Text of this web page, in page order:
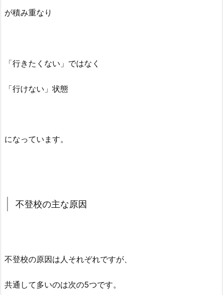
が積み重なり
「行きたくない」ではなく
「行けない」状態
になっています。
不登校の主な原因
不登校の原因は人それぞれですが、
共通して多いのは次の5つです。